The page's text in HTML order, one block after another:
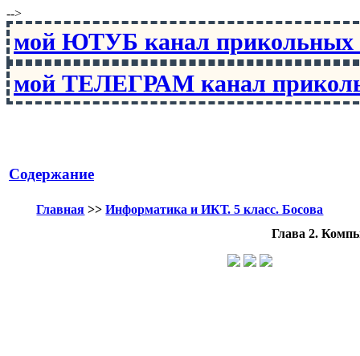
-->
мой ЮТУБ канал
мой ТЕЛЕГРАМ канал
Содержание
Главная >>Информатика и ИКТ. 5 класс. Босова
Глава 2.